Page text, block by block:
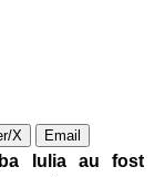
X Email
Iulia au fost